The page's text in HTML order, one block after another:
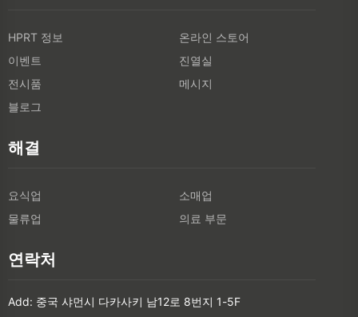
HPRT 정보
온라인 스토어
이벤트
진열실
전시품
메시지
블로그
해결
요식업
소매업
물류업
의료 부문
연락처
Add: 중국 샤먼시 다카사키 남12로 8번지 1-5F